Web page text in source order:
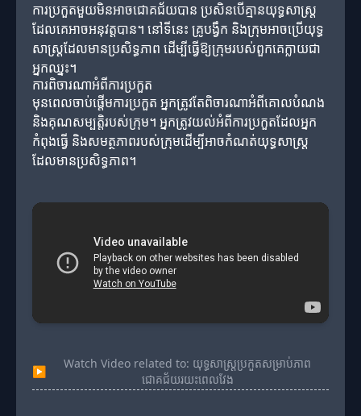
ការប្រកួតមួយមិនអាចជោគជ័យបាន ប្រសិនបើគ្មានយុទ្ធសាស្ត្រ
ដែលគេអាចអនុវត្តបាន។ នៅទីនេះ គ្រូបង្វឹក និងក្រុមអាចប្រើយុទ្ធ
សាស្ត្រដែលមានប្រសិទ្ធភាព ដើម្បីធ្វើឱ្យក្រុមរបស់ពួកគេក្លាយជា
អ្នកឈ្នះ។
ការពិចារណាអំពីការប្រកួត
មុនពេលចាប់ផ្តើមការប្រកួត អ្នកត្រូវតែពិចារណាអំពីគោលបំណង
និងគុណសម្បត្តិរបស់ក្រុម។ អ្នកត្រូវយល់អំពីការប្រកួតដែលអ្នក
កំពុងធ្វើ និងសមត្ថភាពរបស់ក្រុមដើម្បីអាចកំណត់យុទ្ធសាស្ត្រ
ដែលមានប្រសិទ្ធភាព។
▶
Watch Video related to: យុទ្ធសាស្ត្រប្រកួតសម្រាប់ភាព
ជោគជ័យរយះពេលវែង